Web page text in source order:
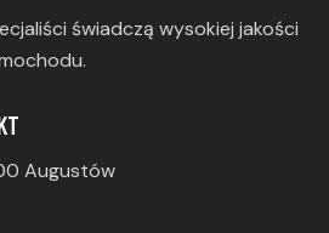
świadczą wysokiej jakości
Augustów